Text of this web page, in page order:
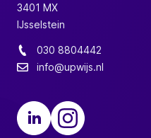
3401 MX
IJsselstein
030 8804442
info@upwijs.nl